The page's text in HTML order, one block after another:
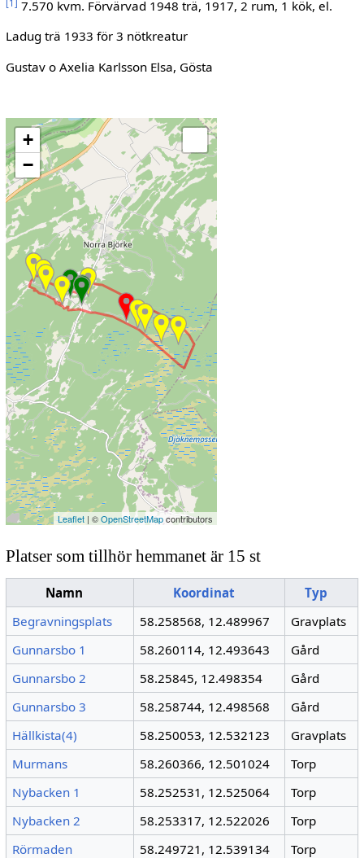
[1 ] 7.570 kvm. Förvärvad 1948 trä, 1917, 2 rum, 1 kök, el.
Ladug trä 1933 för 3 nötkreatur
Gustav o Axelia Karlsson Elsa, Gösta
+
−
Leaflet | ©OpenStreetMapcontributors
Platser som tillhör hemmanet är 15 st
Namn Koordinat
Typ
Begravningsplats
58.258568, 12.489967
Gravplats
Gunnarsbo 1
58.260114, 12.493643
Gård
Gunnarsbo 2
58.25845, 12.498354
Gård
Gunnarsbo 3
58.258744, 12.498568
Gård
Hällkista(4)
58.250053, 12.532123
Gravplats
Murmans
58.260366, 12.501024
Torp
Nybacken 1
58.252531, 12.525064
Torp
Nybacken 2
58.253317, 12.522026
Torp
Rörmaden
58.249721, 12.539134
Torp